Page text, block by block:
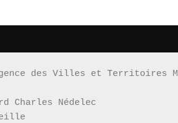
des Villes et Territoires
Charles Nédelec